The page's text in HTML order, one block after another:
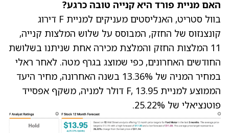
האם מניית פורד היא קנייה טובה כרגע?
בוול סטריט, האנליסטים מעניקים למניית F דירוג
קונצנזוס של החזק, המבוסס על שלוש המלצות קנייה,
11 המלצות החזק והמלצת מכירה אחת שניתנו בשלושת
החודשים האחרונים, כפי שמוצג בגרף מטה. לאחר ראלי
במחיר המניה של 13.36% בשנה האחרונה,
מחיר היעד
הממוצע למניית F
, 13.95 דולר למניה, משקף אפסייד
פוטנציאלי של 25.22%.